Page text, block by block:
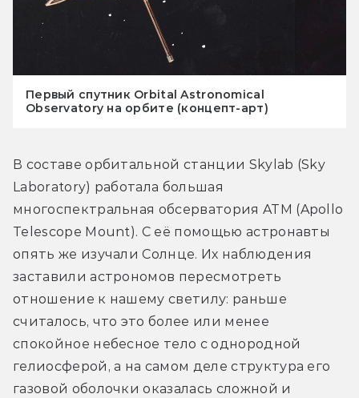
Первый спутник Orbital Astronomical
Observatory на орбите (концепт-арт)
В составе орбитальной станции Skylab (Sky
Laboratory) работала большая
многоспектральная обсерватория ATM (Apollo
Telescope Mount). С её помощью астронавты
опять же изучали Солнце. Их наблюдения
заставили астрономов пересмотреть
отношение к нашему светилу: раньше
считалось, что это более или менее
спокойное небесное тело с однородной
гелиосферой, а на самом деле структура его
газовой оболочки оказалась сложной и